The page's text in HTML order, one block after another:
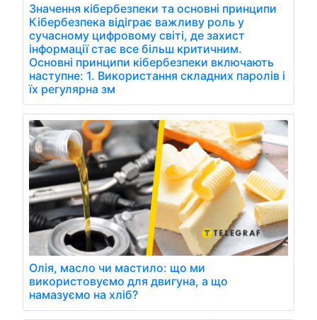
Значення кібербезпеки та основні принципи
Кібербезпека відіграє важливу роль у
сучасному цифровому світі, де захист
інформації стає все більш критичним.
Основні принципи кібербезпеки включають
наступне: 1. Використання складних паролів і
їх регулярна зм
Олія, масло чи мастило: що ми
використовуємо для двигуна, а що
намазуємо на хліб?